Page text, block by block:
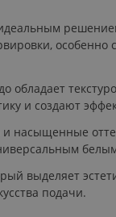
особенно
обладает
и создают
насыщенные
выделяет
подачи.